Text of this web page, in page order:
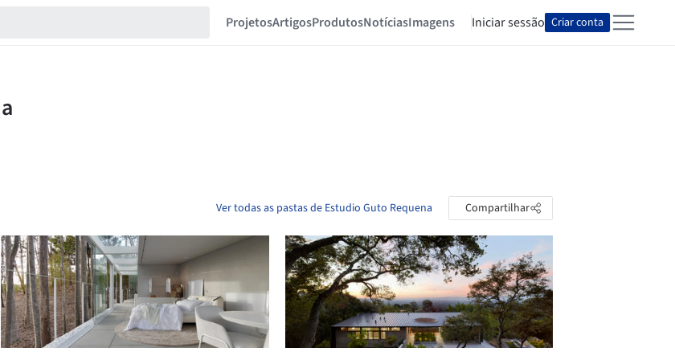
ProjetosArtigosProdutosNotíciasImagens Iniciar sessão Criar conta
Ver todas as pastas de Estudio Guto Requena Compartilhar